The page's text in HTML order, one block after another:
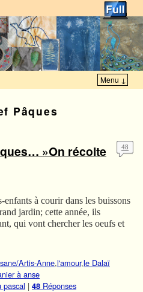
Menu ↓
Pâques
»On récolte
48
à courir dans les buissons
jardin; cette année, ils
qui vont chercher les oeufs et
Artis-Anne,l'amour,le Dalaï
à anse
pascal | 48 Réponses